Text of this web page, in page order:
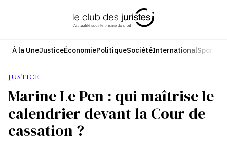
À la UneJusticeÉconomiePolitiqueSociétéInternationalSport
JUSTICE
Marine Le Pen : qui maîtrise le
calendrier devant la Cour de
cassation ?